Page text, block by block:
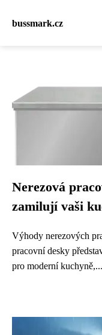
bussmark.cz
Nerezová
zamilují vaši
Výhody nerezových
pracovní desky
pro moderní kuchyně,...